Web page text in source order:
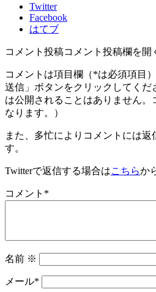
Twitter
Facebook
はてブ
コメント投稿コメント投稿欄を開
コメントは項目欄（*は必須項目
送信」ボタンをクリックしてくだ
は公開されることはありません。
なります。）
また、多忙によりコメントには返
す。
Twitterで返信する場合はこちらか
コメント *
名前 ※
メール*